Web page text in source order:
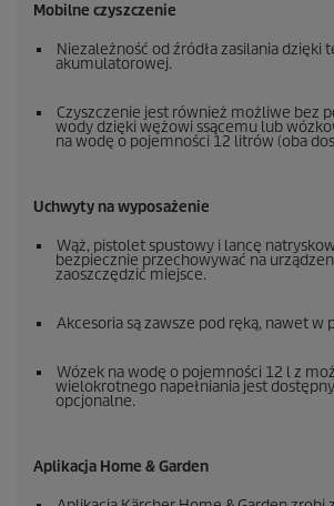
Mobilne czyszczenie
Niezależność od źródła zasilania dzięki
akumulatorowej.
Czyszczenie jest również możliwe bez
wody dzięki wężowi ssącemu lub
na wodę o pojemności 12 litrów (oba
Uchwyty na wyposażenie
Wąż, pistolet spustowy i lancę
bezpiecznie przechowywać na
zaoszczędzić miejsce.
Akcesoria są zawsze pod ręką, nawet w
Wózek na wodę o pojemności 12 l z
wielokrotnego napełniania jest
opcjonalne.
Aplikacja Home & Garden